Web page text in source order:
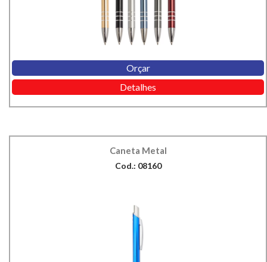
Orçar
Detalhes
Caneta Metal
Cod.: 08160